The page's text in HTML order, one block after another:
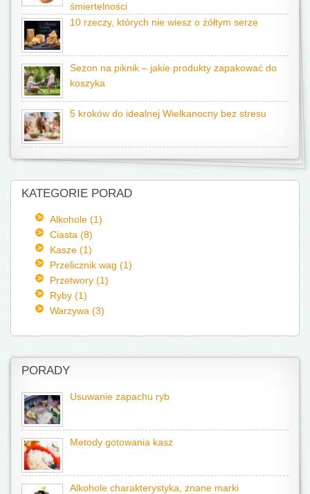
śmiertelności
10 rzeczy, których nie wiesz o żółtym serze
Sezon na piknik – jakie produkty zapakować do
koszyka
5 kroków do idealnej Wielkanocny bez stresu
KATEGORIE PORAD
Alkohole (1)
Ciasta (8)
Kasze (1)
Przelicznik wag (1)
Przetwory (1)
Ryby (1)
Warzywa (3)
PORADY
Usuwanie zapachu ryb
Metody gotowania kasz
Alkohole charakterystyka, znane marki